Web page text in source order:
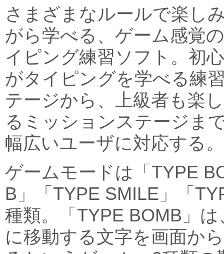
さまざまなルールで楽し
がら学べる、ゲーム感覚
イピング練習ソフト。初
がタイピングを学べる練
テージから、上級者も楽
るミッションステージま
幅広いユーザに対応する。
ゲームモードは「TYPE
B」「TYPE SMILE」「
種類。「TYPE BOMB」
に移動する文字を画面か